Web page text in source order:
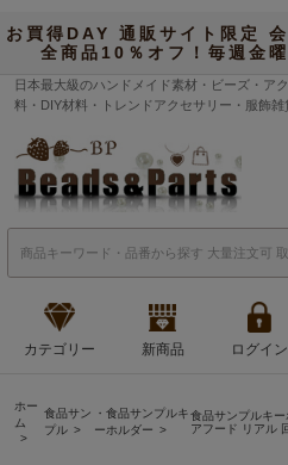
お買得DAY 通販サイト限定
全商品10％オフ！毎週金
日本最大級のハンドメイド素材・ビーズ・ア
料・DIY材料・トレンドアクセサリー・服飾雑
カテゴリー 新商品 ログイン
ホー
ム
食品サン
プル
・食品サンプルキ
ーホルダー
食品サンプルキ
アフード リアル